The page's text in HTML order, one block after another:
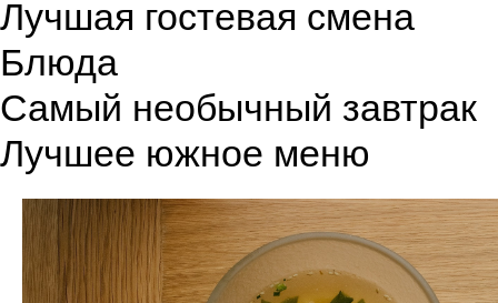
Лучшая гостевая смена
Блюда
Самый необычный завтрак
Лучшее южное меню